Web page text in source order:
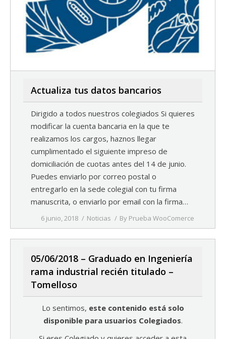
Actualiza tus datos bancarios
Dirigido a todos nuestros colegiados Si quieres
modificar la cuenta bancaria en la que te
realizamos los cargos, haznos llegar
cumplimentado el siguiente impreso de
domiciliación de cuotas antes del 14 de junio.
Puedes enviarlo por correo postal o
entregarlo en la sede colegial con tu firma
manuscrita, o enviarlo por email con la firma…
6 junio, 2018 Noticias By Prueba WooComerce
05/06/2018 – Graduado en Ingeniería
rama industrial recién titulado –
Tomelloso
Lo sentimos, este contenido está solo
disponible para usuarios Colegiados.